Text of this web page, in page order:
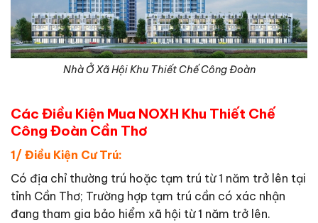
Nhà Ở Xã Hội Khu Thiết Chế Công Đoàn
Các Điều Kiện Mua NOXH Khu Thiết Chế
Công Đoàn Cần Thơ
1/ Điều Kiện Cư Trú:
Có địa chỉ thường trú hoặc tạm trú từ 1 năm trở lên tại
tỉnh Cần Thơ; Trường hợp tạm trú cần có xác nhận
đang tham gia bảo hiểm xã hội từ 1 năm trở lên.